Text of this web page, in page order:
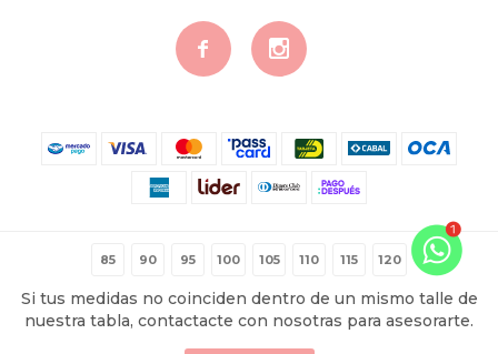
85 90 95 100 105 110 115 120
Si tus medidas no coinciden dentro de un mismo talle de
nuestra tabla, contactacte con nosotras para asesorarte.
 